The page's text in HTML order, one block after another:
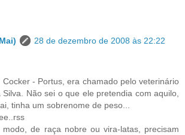
28 de dezembro de 2008 às 22:22
Cocker - Portus, era chamado pelo veterinário
Não sei o que ele pretendia com aquilo,
tinha um sobrenome de peso...
modo, de raça nobre ou vira-latas, precisam